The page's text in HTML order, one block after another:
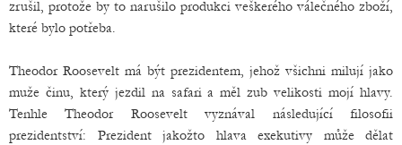
zrušil, protože by to narušilo produkci veškerého válečného zboží,
které bylo potřeba.
Theodor Roosevelt má být prezidentem, jehož všichni milují jako
muže činu, který jezdil na safari a měl zub velikosti mojí hlavy.
Tenhle Theodor Roosevelt vyznával následující filosofii
prezidentství: Prezident jakožto hlava exekutivy může dělat